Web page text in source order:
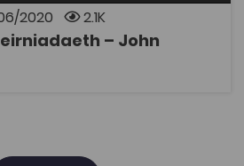
Hedd Wyn yn parhau i atsain
rhesymau hawlfraint bydd
i wylio rhaglenni Archif
ar wefan y Coleg Cymraeg
2020 2.1K
– John